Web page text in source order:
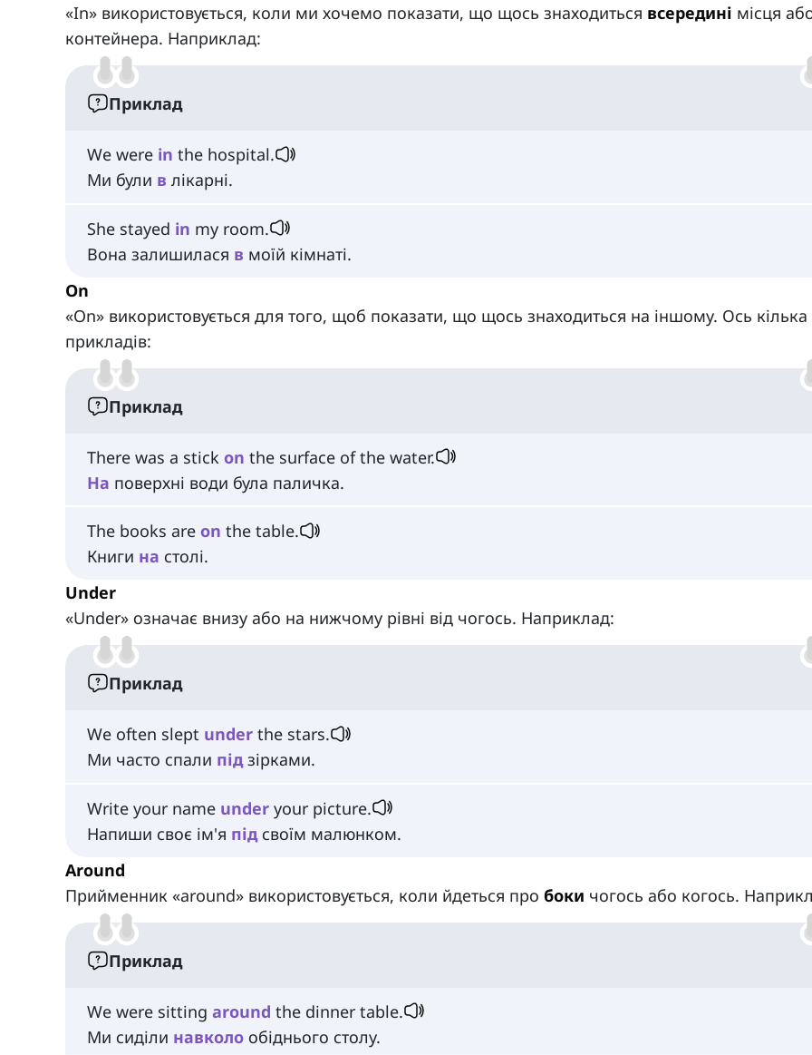
«In» використовується, коли ми хочемо показати, що щось знаходиться всередині місця
контейнера. Наприклад:
Приклад
We were in the hospital.
Ми були в лікарні.
She stayed in my room.
Вона залишилася в моїй кімнаті.
On
«On» використовується для того, щоб показати, що щось знаходиться на іншому. Ось кілька
прикладів:
Приклад
There was a stick on the surface of the water.
На поверхні води була паличка.
The books are on the table.
Книги на столі.
Under
«Under» означає внизу або на нижчому рівні від чогось. Наприклад:
Приклад
We often slept under the stars.
Ми часто спали підзірками.
Write your name under your picture.
Напиши своє ім'я підсвоїм малюнком.
Around
Прийменник «around» використовується, коли йдеться про боки чогось або когось.
Приклад
We were sitting around the dinner table.
Ми сиділи навколо обіднього столу.